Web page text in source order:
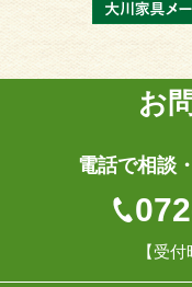
お
電話で相談
【受